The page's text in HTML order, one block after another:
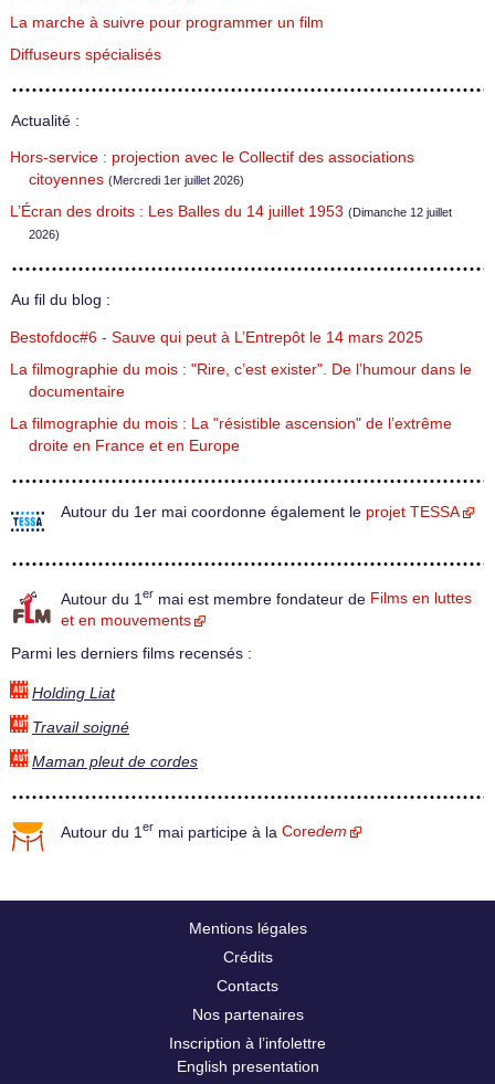
La marche à suivre pour programmer un film
Diffuseurs spécialisés
Actualité :
Hors-service : projection avec le Collectif des associations
citoyennes (Mercredi 1er juillet 2026)
L’Écran des droits : Les Balles du 14 juillet 1953 (Dimanche 12 juillet
2026)
Au fil du blog :
Bestofdoc#6 - Sauve qui peut à L’Entrepôt le 14 mars 2025
La filmographie du mois : "Rire, c’est exister". De l’humour dans le
documentaire
La filmographie du mois : La "résistible ascension" de l’extrême
droite en France et en Europe
Autour du 1er mai coordonne également le projet TESSA
Autour du 1 er mai est membre fondateur de Films en luttes
et en mouvements
Parmi les derniers films recensés :
Holding Liat
Travail soigné
Maman pleut de cordes
Autour du 1 er mai participe à la Coredem
Mentions légales
Crédits
Contacts
Nos partenaires
Inscription à l’infolettre
English presentation